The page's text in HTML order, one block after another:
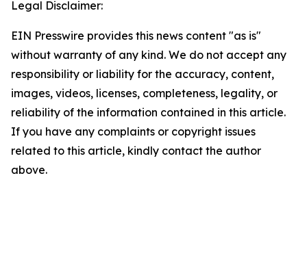
Legal Disclaimer:
EIN Presswire provides this news content "as is"
without warranty of any kind. We do not accept any
responsibility or liability for the accuracy, content,
images, videos, licenses, completeness, legality, or
reliability of the information contained in this article.
If you have any complaints or copyright issues
related to this article, kindly contact the author
above.